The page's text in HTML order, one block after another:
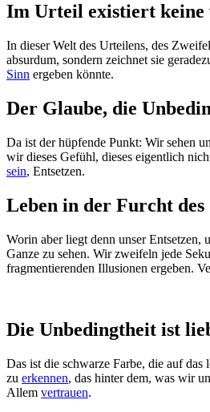
Im Urteil existiert keine
In dieser Welt des Urteilens, des
absurdum, sondern zeichnet sie
Sinn ergeben könnte.
Der Glaube, die
Da ist der hüpfende Punkt: Wir sehen
wir dieses Gefühl, dieses eigentlich
sein, Entsetzen.
Leben in der Furcht des
Worin aber liegt denn unser Entsetzen,
Ganze zu sehen. Wir zweifeln jede
fragmentierenden Illusionen ergeben.
Die Unbedingtheit ist
Das ist die schwarze Farbe, die auf
zu erkennen, das hinter dem, was wir
Allem vertrauen.